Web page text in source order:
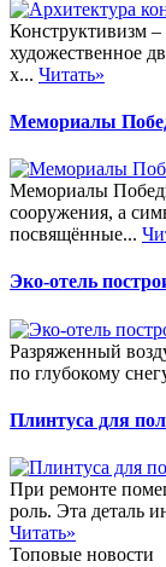
Конструктивизм –
художественное
х... Читать»
Мемориалы
Мемориалы
сооружения, а
посвящённые...
Эко-отель
Разряженный
по глубокому
Плинтуса для
При ремонте
роль. Эта деталь
Читать»
Топовые новости